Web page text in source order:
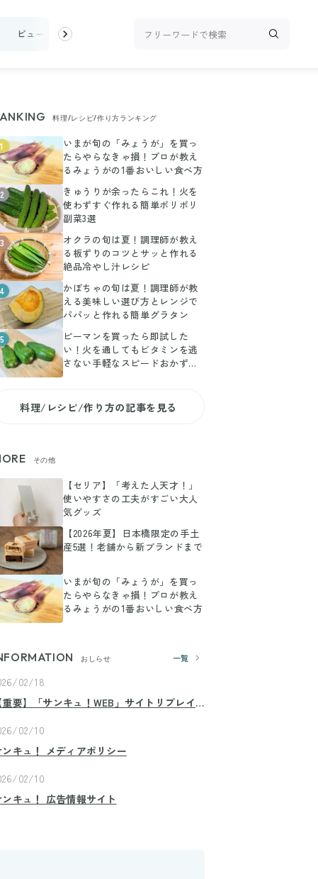
ビューティ スーパー 料理レシピ 話題
料理/レシピ/作り方ランキング
1
いまが旬の「みょうが」を買っ
たらやらなきゃ損！プロが教え
るみょうがの1番おいしい食べ方
2
きゅうりが余ったらこれ！火を
使わずすぐ作れる簡単ポリポリ
副菜3選
3
オクラの旬は夏！調理師が教え
る板ずりのコツとサッと作れる
絶品冷やし汁レシピ
4
かぼちゃの旬は夏！調理師が教
える美味しい選び方とレンジで
パパッと作れる簡単グラタン
5
ピーマンを買ったら即試した
い！火を通してもビタミンを逃
さない手軽なスピードおかずレ
料理/レシピ/作り方の記事を見る
その他
【セリア】「考えた人天才！」
使いやすさの工夫がすごい大人
気グッズ
【2026年夏】日本橋限定の手土
産5選！老舗から新ブランドまで
いまが旬の「みょうが」を買っ
たらやらなきゃ損！プロが教え
るみょうがの1番おいしい食べ方
おしらせ 一覧
02/18
重要】「サンキュ！WEB」サイトリプレイ
02/10
キュ！ メディアポリシー
02/10
キュ！ 広告情報サイト